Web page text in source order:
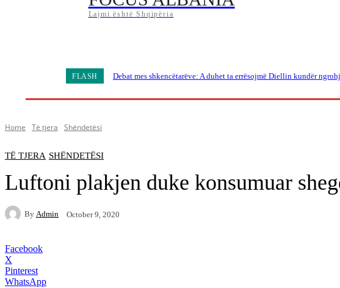
Lajmi është Shqipëria
FLASH Debat mes shkencëtarëve: A duhet ta errësojmë Diellin kundër
Home Të tjera Shëndetësi
TË TJERA SHËNDETËSI
Luftoni plakjen duke konsumuar
By Admin October 9, 2020
Facebook
X
Pinterest
WhatsApp